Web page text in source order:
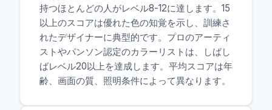
持つほとんどの人がレベル8-12に達します。15
以上のスコアは優れた色の知覚を示し、訓練さ
れたデザイナーに典型的です。プロのアーティ
ストやパンソン認定のカラーリストは、しばし
ばレベル20以上を達成します。平均スコアは年
齢、画面の質、照明条件によって異なります。